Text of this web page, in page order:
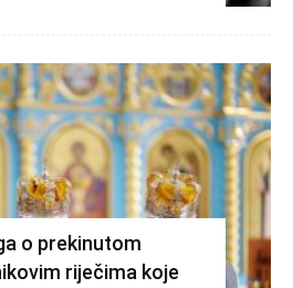
o prekinutom
riječima koje